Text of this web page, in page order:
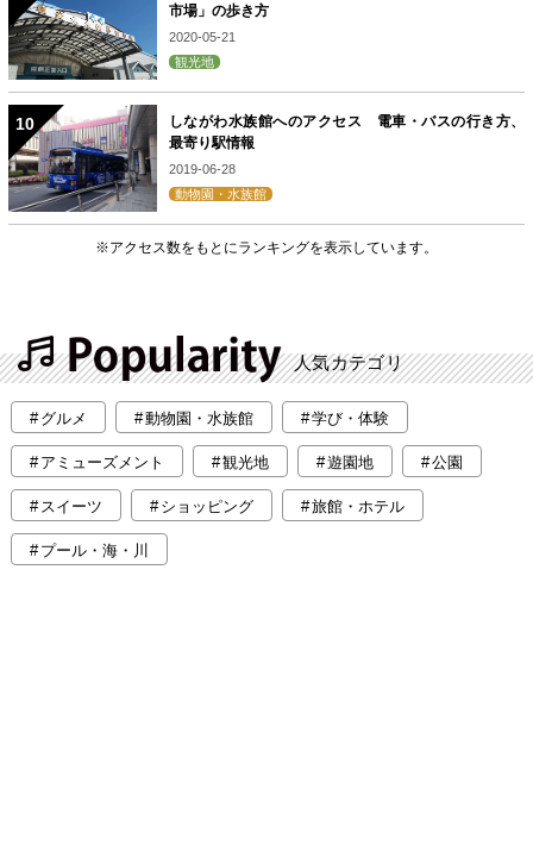
市場」の歩き方
2020-05-21
観光地
しながわ水族館へのアクセス 電車・バスの行き方、
最寄り駅情報
2019-06-28
動物園・水族館
※アクセス数をもとにランキングを表示しています。
人気カテゴリ
グルメ 動物園・水族館 学び・体験
アミューズメント 観光地 遊園地 公園
スイーツ ショッピング 旅館・ホテル
プール・海・川